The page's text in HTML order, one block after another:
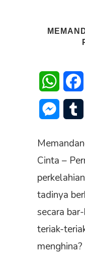
Cinta –
tadinya
secara
teriak-